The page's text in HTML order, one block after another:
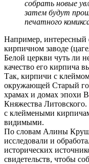
собрать новые
затем будут
печатного
Например, интересный
кирпичном заводе
Белой церкви чуть ли
качество его кирпича
Так, кирпичи с
окружающей Старый
храмах и домах эпохи
Княжества Литовского.
с клеймеными
видимыми.
По словам Алины
исследовали и
исторических
свидетельств, чтобы